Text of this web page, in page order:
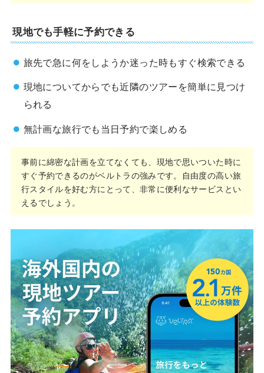
現地でも手軽に予約できる
旅先で急に何をしようか迷った時もすぐ検索できる
現地についてからでも近隣のツアーを簡単に見つけ
られる
無計画な旅行でも当日予約で楽しめる
事前に綿密な計画を立てなくても、現地で思いついた時に
すぐ予約できるのがベルトラの強みです。自由度の高い旅
行スタイルを好む方にとって、非常に便利なサービスとい
えるでしょう。